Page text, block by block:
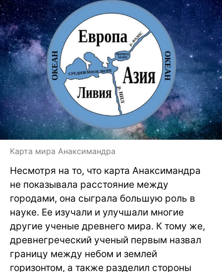
Карта мира Анаксимандра
Несмотря на то, что карта Анаксимандра
не показывала расстояние между
городами, она сыграла большую роль в
науке. Ее изучали и улучшали многие
другие ученые древнего мира. К тому же,
древнегреческий ученый первым назвал
границу между небом и землей
горизонтом, а также разделил стороны